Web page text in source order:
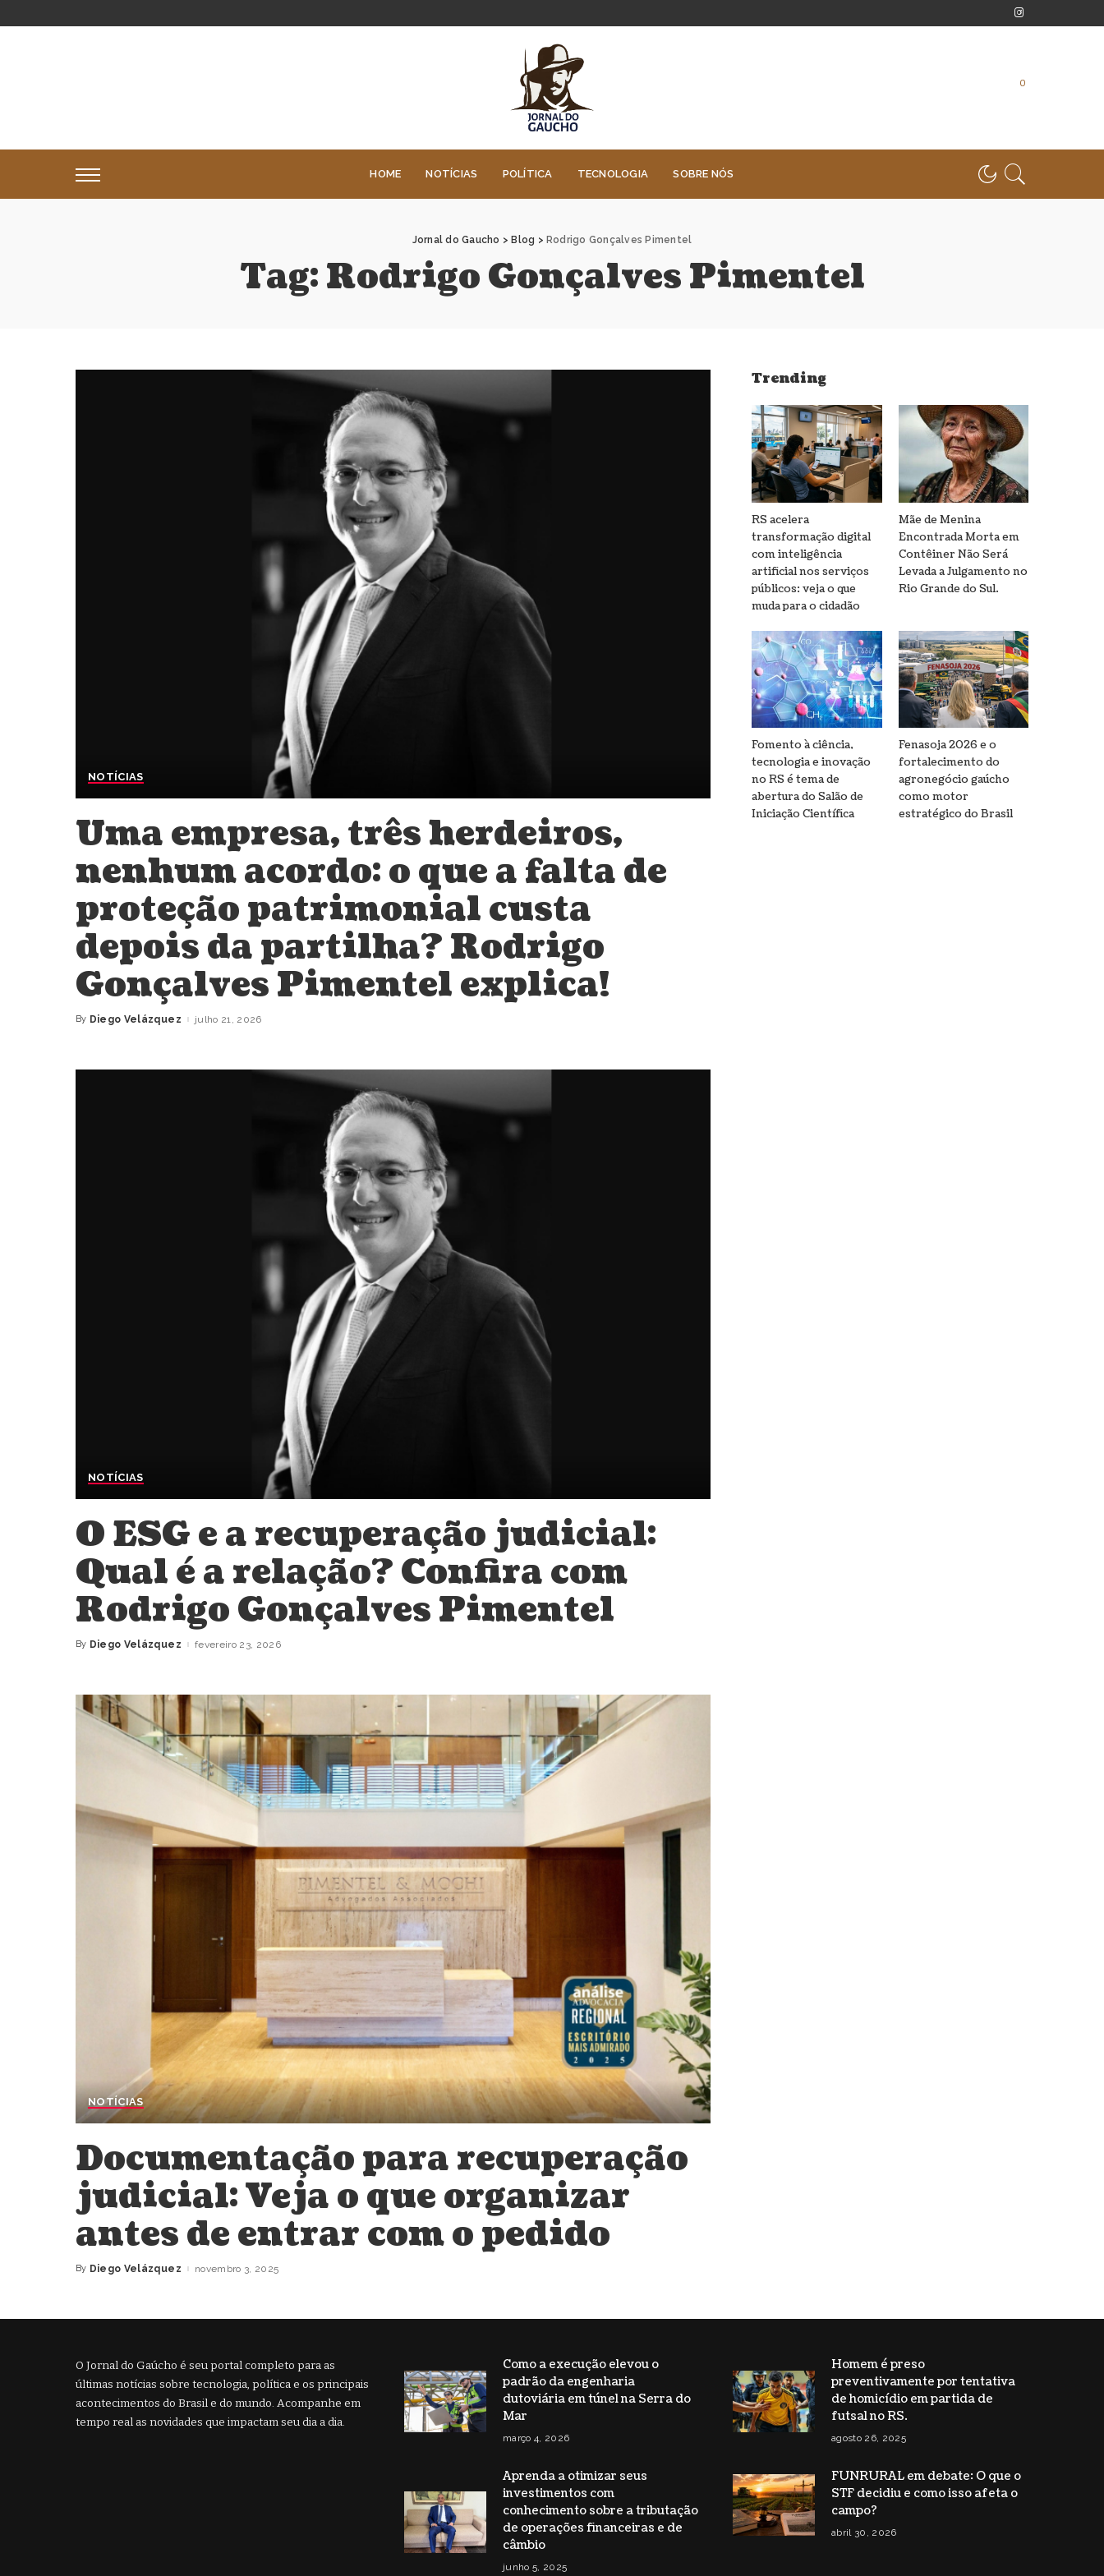
0
HOME NOTÍCIAS POLÍTICA TECNOLOGIA SOBRE NÓS
Jornal do Gaucho > Blog > Rodrigo Gonçalves Pimentel
Tag:Rodrigo Gonçalves Pimentel
NOTÍCIAS
Uma empresa, três herdeiros,
nenhum acordo: o que a falta de
proteção patrimonial custa
depois da partilha? Rodrigo
Gonçalves Pimentel explica!
Posted
By Diego Velázquez julho 21, 2026
NOTÍCIAS
O ESG e a recuperação judicial:
Qual é a relação? Confira com
Rodrigo Gonçalves Pimentel
Posted
By Diego Velázquez fevereiro 23, 2026
NOTÍCIAS
Documentação para recuperação
judicial: Veja o que organizar
antes de entrar com o pedido
Posted
By Diego Velázquez novembro 3, 2025
Trending
RS acelera
transformação digital
com inteligência
artificial nos serviços
públicos: veja o que
muda para o cidadão
Mãe de Menina
Encontrada Morta em
Contêiner Não Será
Levada a Julgamento no
Rio Grande do Sul.
Fomento à ciência,
tecnologia e inovação
no RS é tema de
abertura do Salão de
Iniciação Científica
Fenasoja 2026 e o
fortalecimento do
agronegócio gaúcho
como motor
estratégico do Brasil
O Jornal do Gaúcho é seu portal completo para as
últimas notícias sobre tecnologia, política e os principais
acontecimentos do Brasil e do mundo. Acompanhe em
tempo real as novidades que impactam seu dia a dia.
Como a execução elevou o
padrão da engenharia
dutoviária em túnel na Serra do
Mar
março 4, 2026
Aprenda a otimizar seus
investimentos com
conhecimento sobre a tributação
de operações financeiras e de
câmbio
junho 5, 2025
Homem é preso
preventivamente por tentativa
de homicídio em partida de
futsal no RS.
agosto 26, 2025
FUNRURAL em debate: O que o
STF decidiu e como isso afeta o
campo?
abril 30, 2026